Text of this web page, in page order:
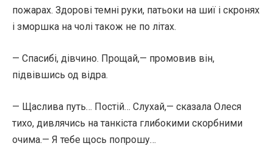
пожарах. Здорові темні руки, патьоки на шиї і скронях
і зморшка на чолі також не по літах.
— Спасибі, дівчино. Прощай,— промовив він,
підвівшись од відра.
— Щаслива путь… Постій… Слухай,— сказала Олеся
тихо, дивлячись на танкіста глибокими скорбними
очима.— Я тебе щось попрошу…